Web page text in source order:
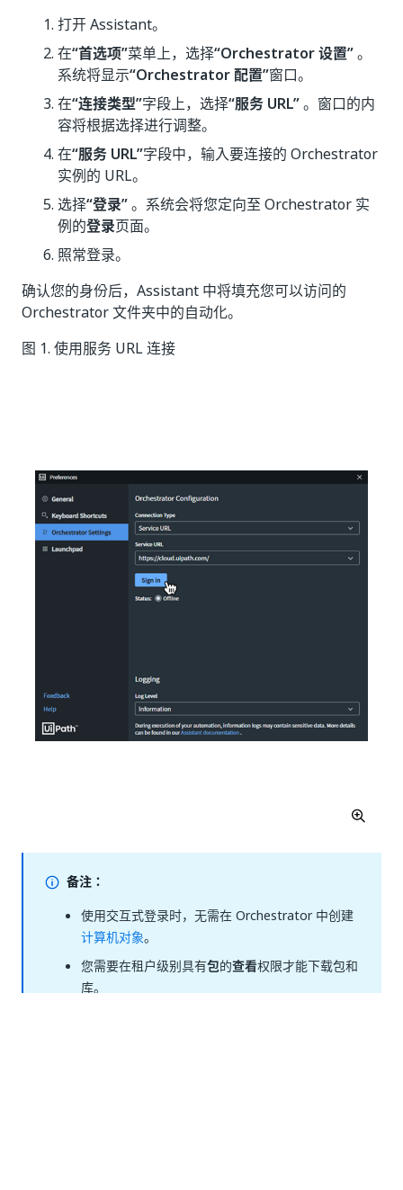
打开 Assistant。
在“首选项”菜单上，选择“Orchestrator 设置”。
系统将显示“Orchestrator 配置”窗口。
在“连接类型”字段上，选择“服务 URL”。窗口的内
容将根据选择进行调整。
在“服务 URL”字段中，输入要连接的 Orchestrator
实例的 URL。
选择“登录”。系统会将您定向至 Orchestrator 实
例的登录页面。
照常登录。
确认您的身份后，Assistant 中将填充您可以访问的
Orchestrator 文件夹中的自动化。
图 1. 使用服务 URL 连接
备注：
使用交互式登录时，无需在 Orchestrator 中创建
计算机对象。
您需要在租户级别具有包的查看权限才能下载包和
库。